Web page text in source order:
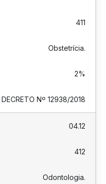
411
Obstetrícia.
2%
DECRETO Nº 12938/2018
04.12
412
Odontologia.